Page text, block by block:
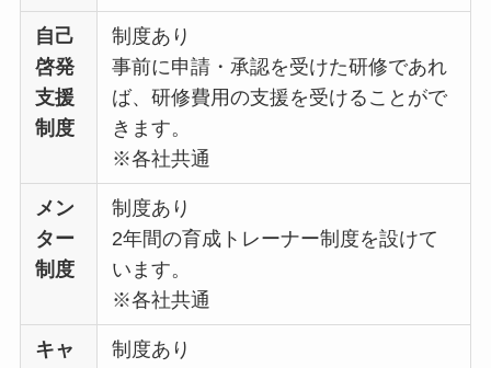
自己
啓発
支援
制度
制度あり
事前に申請・承認を受けた研修であれ
ば、研修費用の支援を受けることがで
きます。
※各社共通
メン
ター
制度
制度あり
2年間の育成トレーナー制度を設けて
います。
※各社共通
キャ
制度あり